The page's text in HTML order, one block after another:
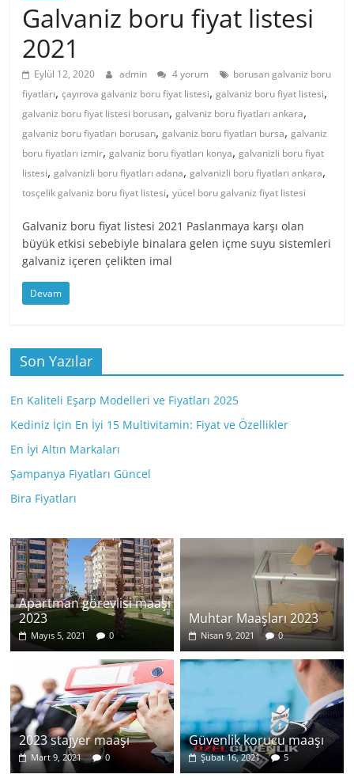
Galvaniz boru fiyat listesi
2021
Eylül 12, 2020 admin 4 yorum
borusan galvaniz boru
fiyatları,çayırova galvaniz boru fiyat listesi,galvaniz boru fiyat listesi,
galvaniz boru fiyat listesi borusan,galvaniz boru fiyatları ankara,
galvaniz boru fiyatları borusan,galvaniz boru fiyatları bursa,galvaniz
boru fiyatları izmir,galvaniz boru fiyatları konya,galvanizli boru fiyat
listesi,galvanizli boru fiyatları adana,galvanizli boru fiyatları ankara,
tosçelik galvaniz boru fiyat listesi,yücel boru galvaniz fiyat listesi
Galvaniz boru fiyat listesi 2021 Paslanmaya karşı olan
büyük etkisi sebebiyle binalara gelen içme suyu sistemleri
galvaniz içeren çelikten imal
Devam
Son Yazılar
En Kaliteli Eşarp Modelleri ve Fiyatları 2025
Kediniz İçin En İyi 15 Multivitamin: Fiyat ve Özellikler
En İyi Altın Markaları
Şampanya Fiyatları Güncel
Bira Fiyatları
Apartman görevlisi maaşı
2023
Mayıs 5, 2021 0
Muhtar Maaşları 2023
Nisan 9, 2021 0
2023 stajyer maaşı
Mart 9, 2021 0
Güvenlik korucu maaşı
Şubat 16, 2021 5